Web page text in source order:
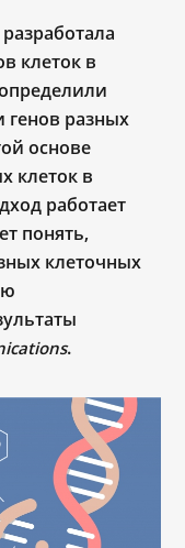
клеток в
генов разных
основе
клеток в
работает
понять,
клеточных
.